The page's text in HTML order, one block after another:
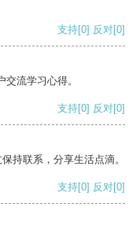
支持[0] 反对[0]
流学习心得。
支持[0] 反对[0]
持联系，分享生活点滴。
支持[0] 反对[0]